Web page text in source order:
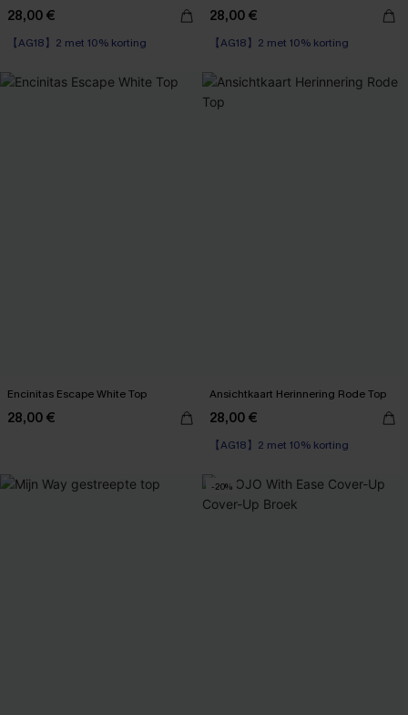
28,00 €
【AG18】2 met 10% korting
28,00 €
【AG18】2 met 10% korting
Encinitas Escape White Top
28,00 €
Ansichtkaart Herinnering Rode Top
28,00 €
【AG18】2 met 10% korting
-20%